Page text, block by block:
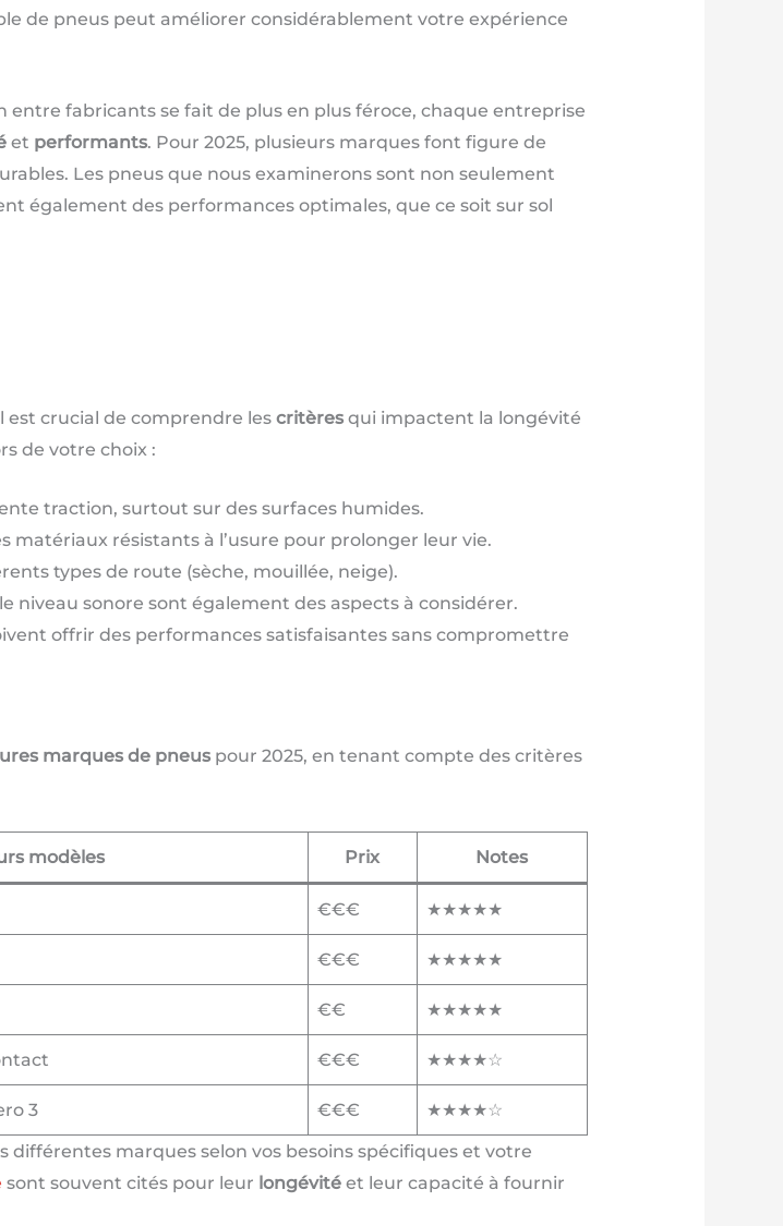
de pneus peut améliorer considérablement votre expérience
fabricants se fait de plus en plus féroce, chaque entreprise
et performants. Pour 2025, plusieurs marques font figure de
Les pneus que nous examinerons sont non seulement
également des performances optimales, que ce soit sur sol
est crucial de comprendre les critèresqui impactent la longévité
de votre choix :
traction, surtout sur des surfaces humides.
matériaux résistants à l’usure pour prolonger leur vie.
types de route (sèche, mouillée, neige).
niveau sonore sont également des aspects à considérer.
offrir des performances satisfaisantes sans compromettre
marques de pneuspour 2025, en tenant compte des critères
modèles Prix Notes
€€€ ★★★★★
€€€ ★★★★★
€€ ★★★★★
€€€ ★★★★☆
3 €€€
★★★★☆
différentes marques selon vos besoins spécifiques et votre
sont souvent cités pour leur longévitéet leur capacité à fournir